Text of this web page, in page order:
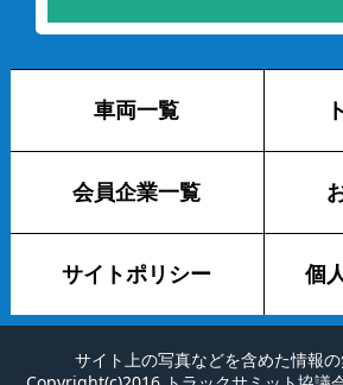
車両一覧
会員企業一覧
サイトポリシー 個
サイト上の写真などを含めた情報